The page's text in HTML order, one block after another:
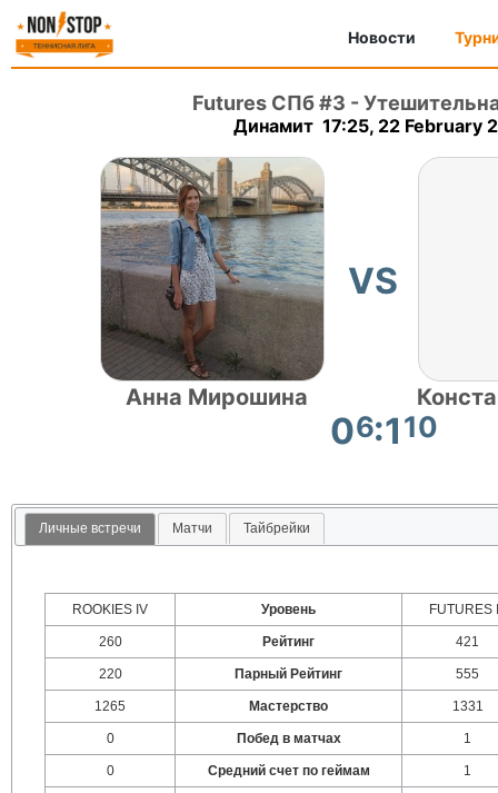
Новости
Futures СПб #3 -
Динамит 17:25, 22 February
Анна Мирошина
VS
06:110
Личные встречи Матчи Тайбрейки
ROOKIES IV Уровень FUTURES
260 Рейтинг 421
220 Парный Рейтинг 555
1265 Мастерство 1331
0 Побед в матчах 1
0 Средний счет по геймам 1